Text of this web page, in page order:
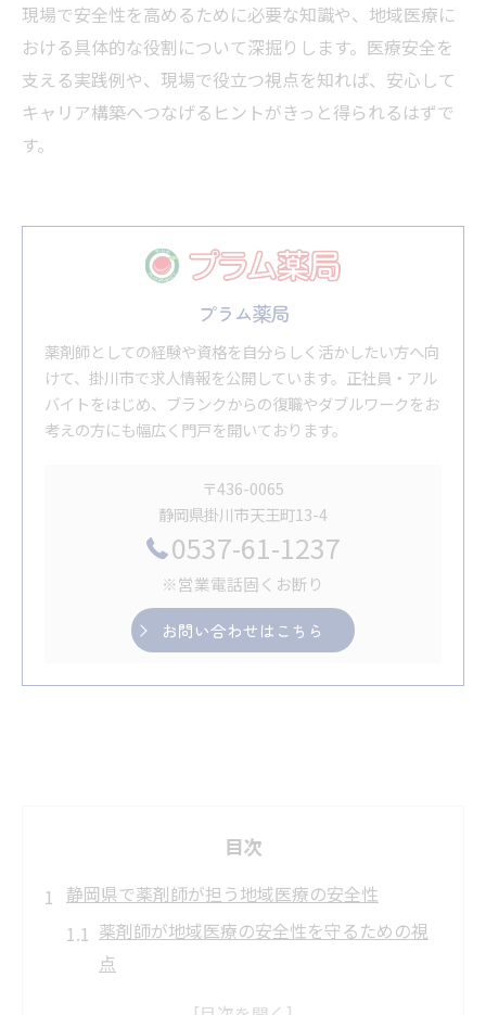
現場で安全性を高めるために必要な知識や、地域医療に
おける具体的な役割について深掘りします。医療安全を
支える実践例や、現場で役立つ視点を知れば、安心して
キャリア構築へつなげるヒントがきっと得られるはずで
す。
プラム薬局
薬剤師としての経験や資格を自分らしく活かしたい方へ向
けて、掛川市で求人情報を公開しています。正社員・アル
バイトをはじめ、ブランクからの復職やダブルワークをお
考えの方にも幅広く門戸を開いております。
〒436-0065
静岡県掛川市天王町13-4
0537-61-1237
※営業電話固くお断り
お問い合わせはこちら
目次
静岡県で薬剤師が担う地域医療の安全性
薬剤師が地域医療の安全性を守るための視
点
薬剤師の専門知識が支える現場の信頼性向